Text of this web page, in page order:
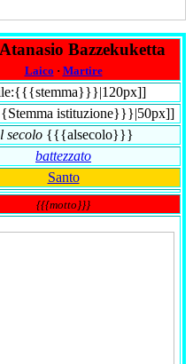
Bazzekuketta
Laico · Martire
istituzione}}}|50px]]
secolo {{{alsecolo}}}
battezzato
Santo
{{{motto}}}